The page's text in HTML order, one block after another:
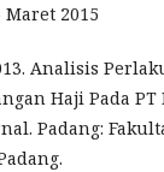
2015
Analisis
Haji Pada PT
Padang: